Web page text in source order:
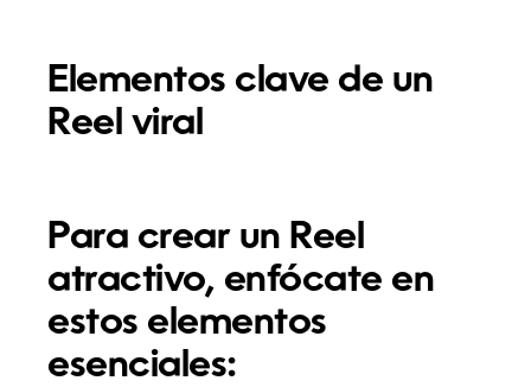
Elementos clave de un
Reel viral
Para crear un Reel
atractivo, enfócate en
estos elementos
esenciales: